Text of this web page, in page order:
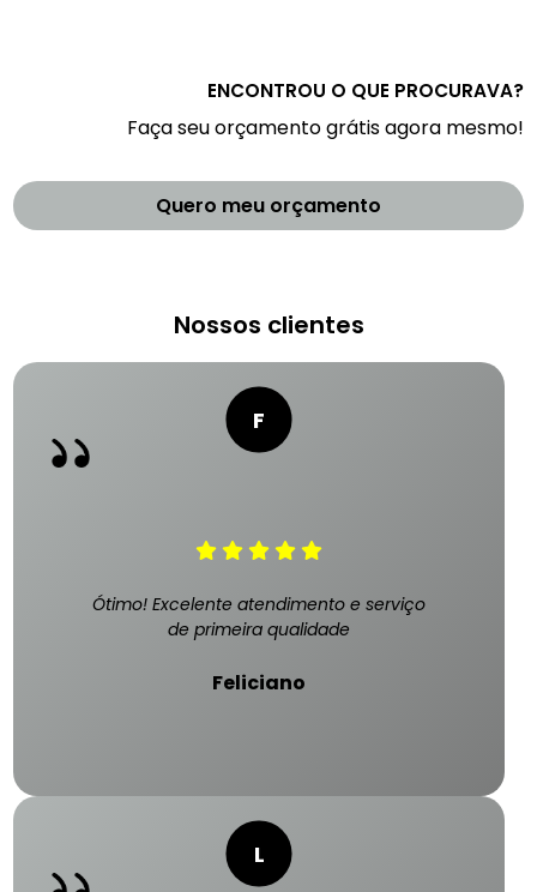
ENCONTROU O QUE PROCURAVA?
Faça seu orçamento grátis agora mesmo!
Quero meu orçamento
Nossos clientes
Ótimo! Excelente atendimento e serviço
de primeira qualidade
Feliciano